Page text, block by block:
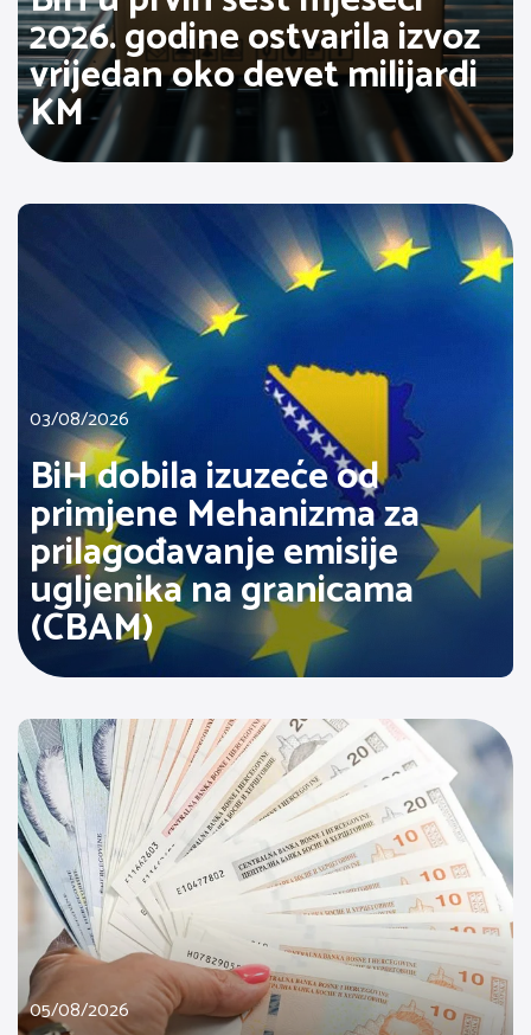
2026. godine ostvarila izvoz
vrijedan oko devet milijardi
KM
03/08/2026
BiH dobila izuzeće od
primjene Mehanizma za
prilagođavanje emisije
ugljenika na granicama
(CBAM)
05/08/2026